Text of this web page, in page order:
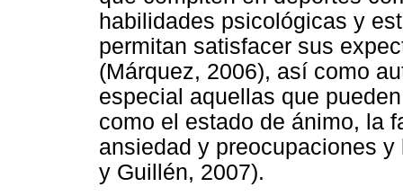
habilidades psicológicas y
permitan satisfacer sus
(Márquez, 2006), así como
especial aquellas que
como el estado de ánimo, la
ansiedad y preocupaciones
y Guillén, 2007).